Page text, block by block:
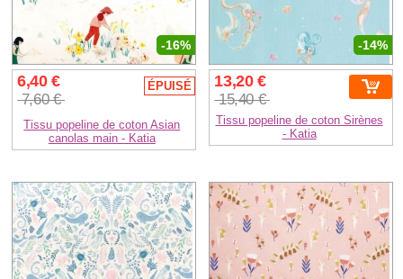
-16%
6,40 €
7,60 €
ÉPUISÉ
Tissu popeline de coton Asian
canolas main - Katia
-14%
13,20 €
15,40 €
Tissu popeline de coton Sirènes
- Katia